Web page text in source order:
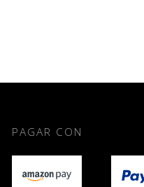
PAGAR CON